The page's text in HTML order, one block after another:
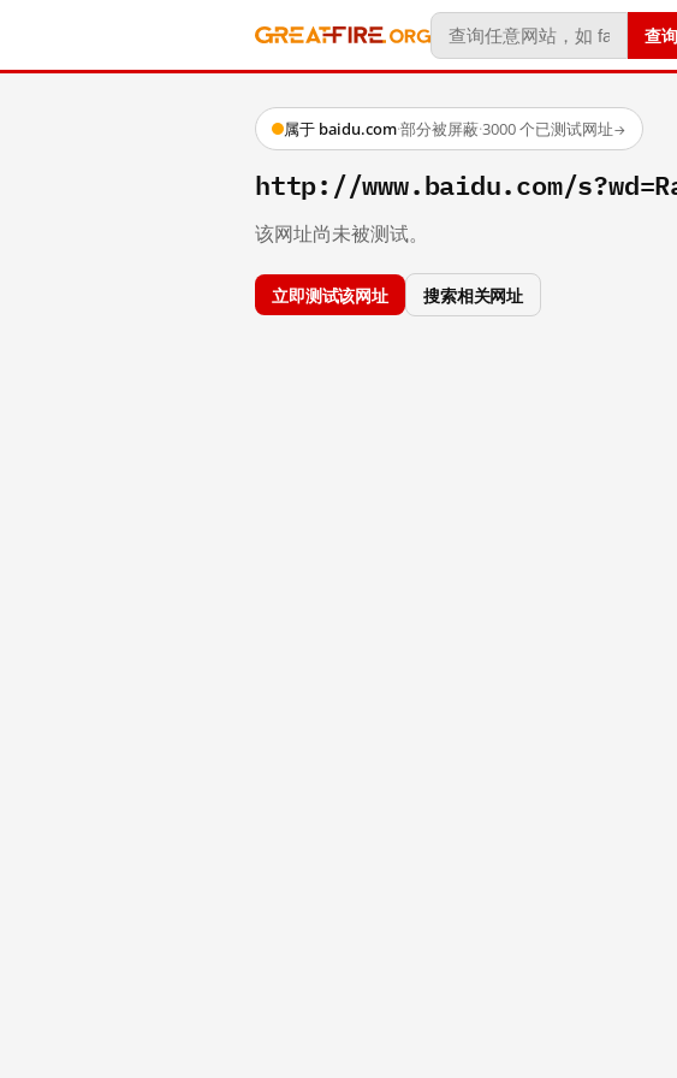
查询
属于 baidu.com·部分被屏蔽·3000 个已测试网址→
http://www.baidu.com/
该网址尚未被测试。
立即测试该网址 搜索相关网址